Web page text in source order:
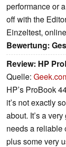
performance or
off with the
Einzeltest,
Bewertung:
Review: HP
Quelle:
HP’s ProBook
it’s not exactly
about. It’s a
needs a reliable
plus some very